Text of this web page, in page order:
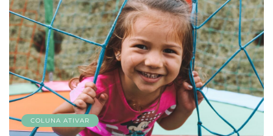
COLUNA ATIVAR